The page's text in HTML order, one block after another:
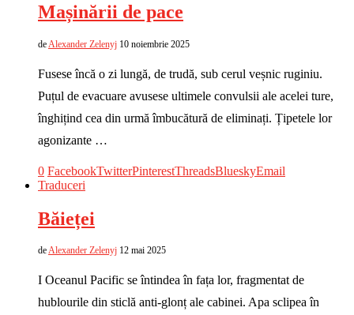
Mașinării de pace
de Alexander Zelenyj 10 noiembrie 2025
Fusese încă o zi lungă, de trudă, sub cerul veșnic ruginiu.
Puțul de evacuare avusese ultimele convulsii ale acelei ture,
înghițind cea din urmă îmbucătură de eliminați. Țipetele lor
agonizante …
0 FacebookTwitterPinterestThreadsBlueskyEmail
Traduceri
Băieței
deAlexander Zelenyj 12 mai 2025
I Oceanul Pacific se întindea în fața lor, fragmentat de
hublourile din sticlă anti-glonț ale cabinei. Apa sclipea în